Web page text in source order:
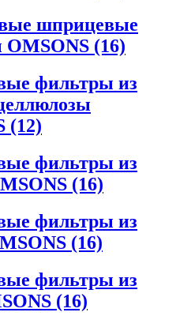
шприцевые
(16)
фильтры из
(12)
фильтры из
(16)
фильтры из
(16)
фильтры из
(16)